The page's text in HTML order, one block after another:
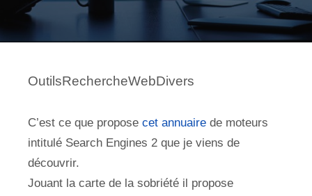
OutilsRechercheWebDivers
C’est ce que propose cet annuaire de moteurs
intitulé Search Engines 2 que je viens de
découvrir.
Jouant la carte de la sobriété il propose